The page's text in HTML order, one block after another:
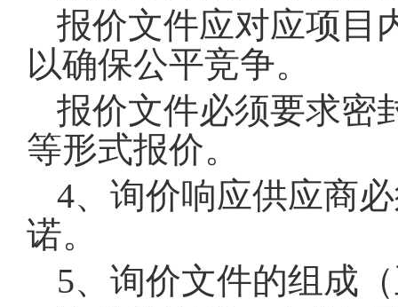
报价文件应对应项目
以确保公平竞争。
报价文件必须要求密
等形式报价。
4、询价响应供应商
诺。
5、询价文件的组成